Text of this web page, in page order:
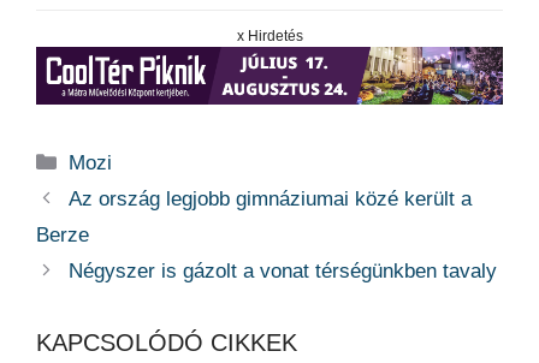
x Hirdetés
Kategória
Mozi
Az ország legjobb gimnáziumai közé került a
Berze
Négyszer is gázolt a vonat térségünkben tavaly
KAPCSOLÓDÓ CIKKEK